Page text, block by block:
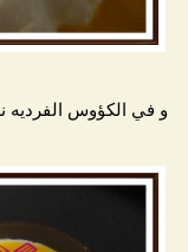
و في الكؤوس الفرديه